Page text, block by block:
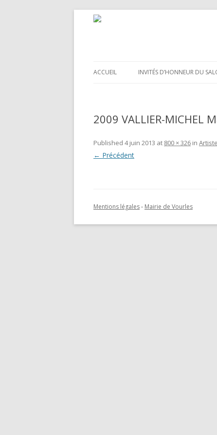
ACCUEIL INVITÉS D’HONNEUR DU
2009 VALLIER-MICHEL
Published 4 juin 2013 at 800 × 326 in
← Précédent
Mentions légales- Mairie de Vourles